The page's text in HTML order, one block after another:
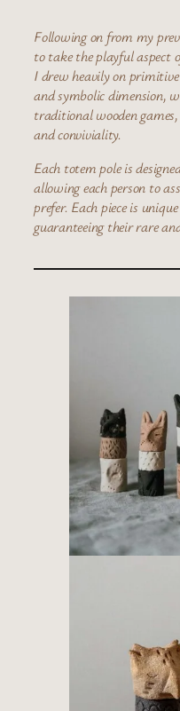
Following on from my
to take the playful aspect
I drew heavily on
and symbolic dimension,
traditional wooden
and conviviality.
Each totem pole is
allowing each person to
prefer. Each piece is
guaranteeing their rare